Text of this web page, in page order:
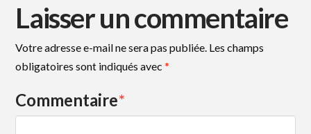
Laisser un commentaire
Votre adresse e-mail ne sera pas publiée. Les champs
obligatoires sont indiqués avec*
Commentaire*